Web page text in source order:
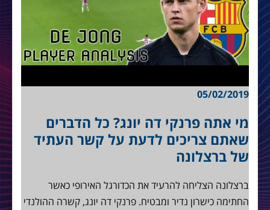
05/02/2019
מי אתה פרנקי דה יונג? כל הדברים
שאתם צריכים לדעת על קשר העתיד
של ברצלונה
ברצלונה הצליחה להרעיד את הכדורגל האירופי כאשר
החתימה כישרון נדיר ומבטיח. פרנקי דה יונג, קשרה ההולנדי